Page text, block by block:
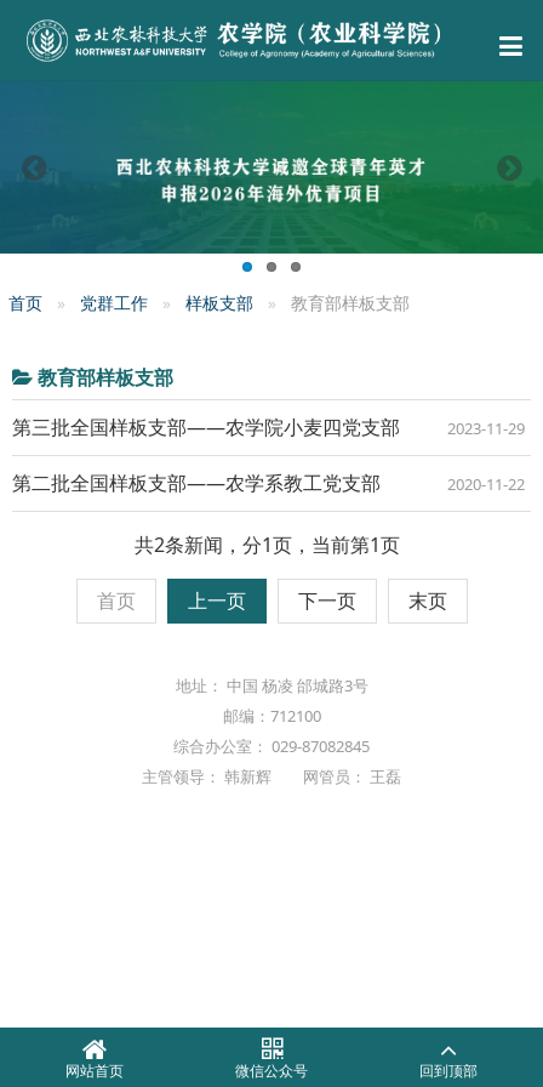
首页 党群工作 样板支部 教育部样板支部
教育部样板支部
第三批全国样板支部——农学院小麦四党支部
2023-11-29
第二批全国样板支部——农学系教工党支部 2020-11-22
共2条新闻，分1页，当前第1页
首页 上一页 下一页 末页
地址： 中国 杨凌 邰城路3号
邮编：712100
综合办公室： 029-87082845
主管领导： 韩新辉 网管员： 王磊
网站首页 微信公众号 回到顶部